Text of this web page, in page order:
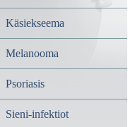
Käsiekseema
Melanooma
Psoriasis
Sieni-infektiot